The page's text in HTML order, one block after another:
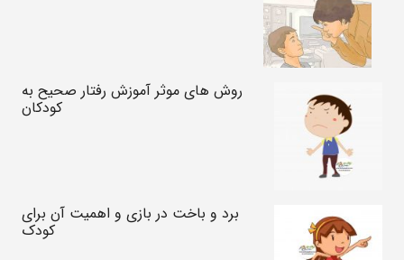
روش های موثر آموزش رفتار صحیح به
کودکان
برد و باخت در بازی و اهمیت آن برای
کودک